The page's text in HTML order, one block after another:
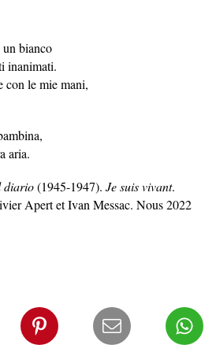
bianco
inanimati.
con le mie mani,
aria.
diario(1945-1947). Je suis vivant.
Apert et Ivan Messac. Nous 2022